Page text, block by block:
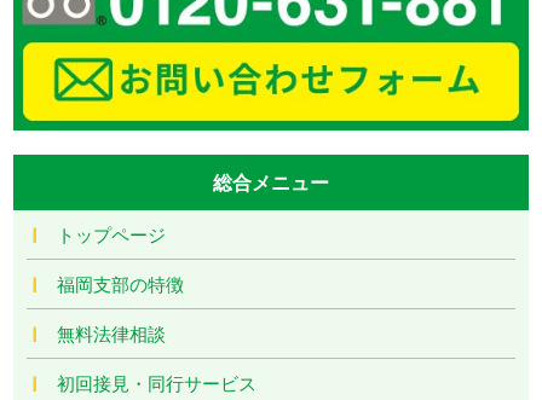
総合メニュー
トップページ
福岡支部の特徴
無料法律相談
初回接見・同行サービス